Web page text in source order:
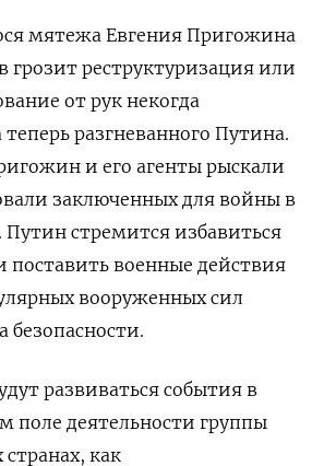
мятежа Евгения Пригожина
грозит реструктуризация или
от рук некогда
теперь разгневанного Путина.
и его агенты рыскали
заключенных для войны в
стремится избавиться
поставить военные действия
вооруженных сил
безопасности.
развиваться события в
поле деятельности группы
как